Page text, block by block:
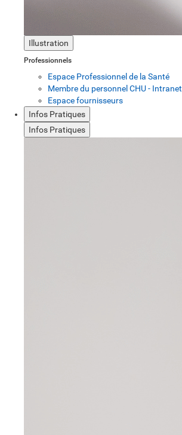
Illustration
Professionnels
Espace Professionnel de la Santé
Membre du personnel CHU - Intranet
Espace fournisseurs
Infos Pratiques
Infos Pratiques